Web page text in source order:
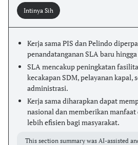
Intinya Sih
Kerja sama PIS dan Pelindo
penandatanganan SLA baru hingga
SLA mencakup peningkatan
kecakapan SDM, pelayanan kapal,
administrasi.
Kerja sama diharapkan dapat
nasional dan memberikan
lebih efisien bagi masyarakat.
This section summary was AI-assisted